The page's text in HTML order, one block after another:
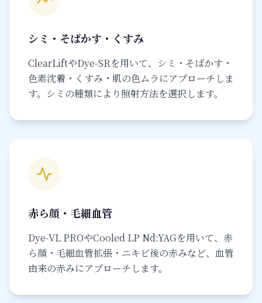
シミ・そばかす・くすみ
ClearLiftやDye-SRを用いて、シミ・そばかす・
色素沈着・くすみ・肌の色ムラにアプローチしま
す。シミの種類により照射方法を選択します。
赤ら顔・毛細血管
Dye-VL PROやCooled LP Nd:YAGを用いて、赤
ら顔・毛細血管拡張・ニキビ後の赤みなど、血管
由来の赤みにアプローチします。